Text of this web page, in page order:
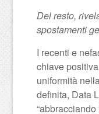
Del resto,
spostamenti
I recenti e
chiave
uniformità
definita, Data